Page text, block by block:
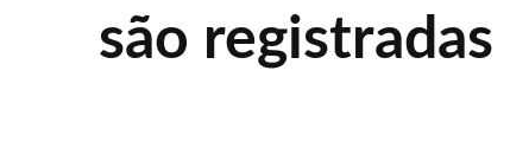
são registradas